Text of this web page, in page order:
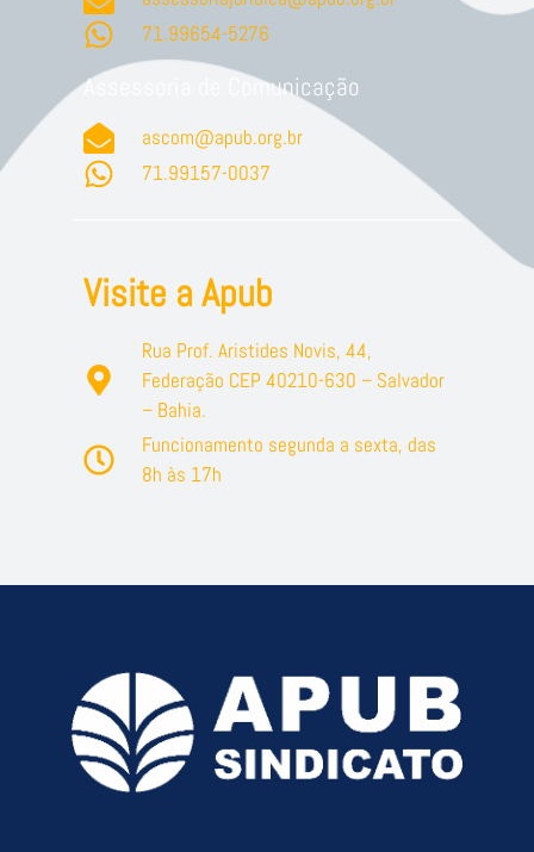
71.99654-5276
Assessoria de Comunicação
ascom@apub.org.br
71.99157-0037
Visite a Apub
Rua Prof. Aristides Novis, 44,
Federação CEP 40210-630 – Salvador
– Bahia.
Funcionamento segunda a sexta, das
8h às 17h